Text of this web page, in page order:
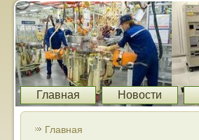
Главная Новости
Главная